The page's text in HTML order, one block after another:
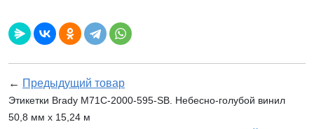
← Предыдущий товар
Этикетки Brady M71C-2000-595-SB. Небесно-голубой винил
50,8 мм x 15,24 м